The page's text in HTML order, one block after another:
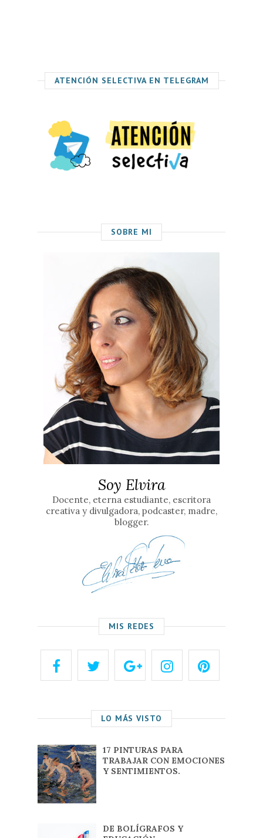
ATENCIÓN SELECTIVA EN TELEGRAM
SOBRE MI
Soy Elvira
Docente, eterna estudiante, escritora
creativa y divulgadora, podcaster, madre,
blogger.
MIS REDES
LO MÁS VISTO
17 PINTURAS PARA
TRABAJAR CON EMOCIONES
Y SENTIMIENTOS.
DE BOLÍGRAFOS Y